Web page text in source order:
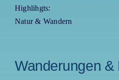
Highlihgts:
Natur & Wandern
Wanderungen &